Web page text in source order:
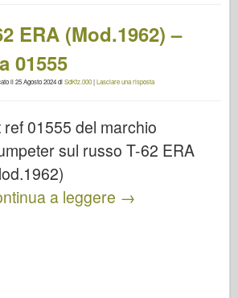
ERA (Mod.1962) –
01555
il25 Agosto 2024diSdKfz.000|Lasciare una risposta
ref 01555 del marchio
sul russo T-62 ERA
a leggere →